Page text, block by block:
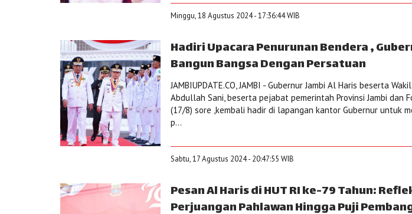
Minggu, 18 Agustus 2024 - 17:36:44 WIB
Hadiri Upacara Penurunan Bendera ,
Bangun Bangsa Dengan Persatuan
JAMBIUPDATE.CO, JAMBI - Gubernur Jambi Al Haris beserta
Abdullah Sani, beserta pejabat pemerintah Provinsi Jambi dan
(17/8) sore ,kembali hadir di lapangan kantor Gubernur untuk
p...
Sabtu, 17 Agustus 2024 - 20:47:55 WIB
Pesan Al Haris di HUT RI ke-79 Tahun:
Perjuangan Pahlawan Hingga Puji